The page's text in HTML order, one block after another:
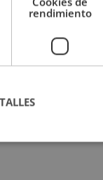
Mamarias.
teórica
rendimiento